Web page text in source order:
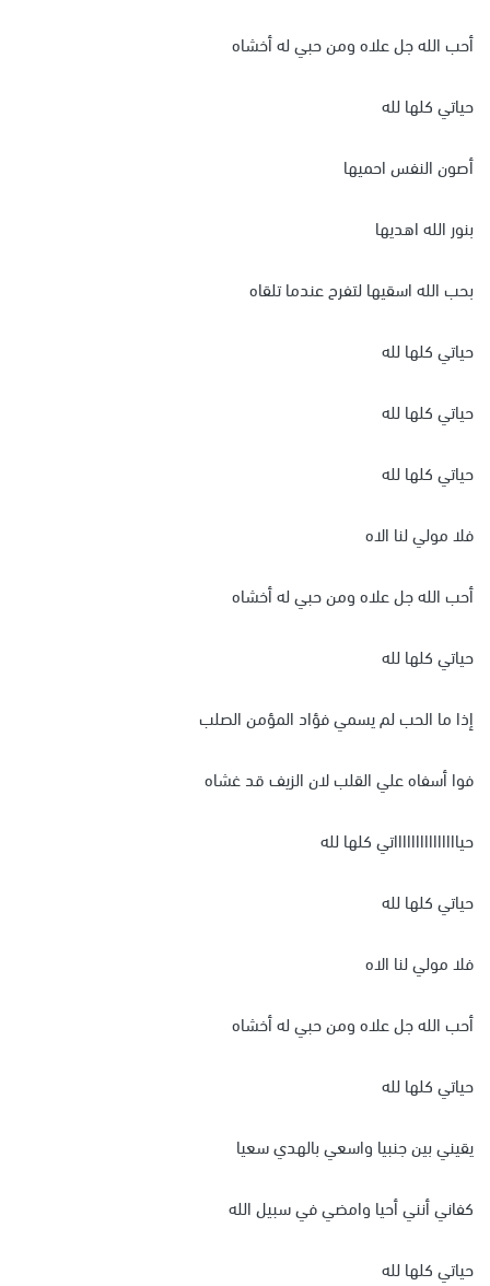
أحب الله جل علاه ومن حبي له أخشاه
حياتي كلها لله
أصون النفس احميها
بنور الله اهديها
بحب الله اسقيها لتفرح عندما تلقاه
حياتي كلها لله
حياتي كلها لله
حياتي كلها لله
فلا مولي لنا الاه
أحب الله جل علاه ومن حبي له أخشاه
حياتي كلها لله
إذا ما الحب لم يسمي فؤاد المؤمن الصلب
فوا أسفاه علي القلب لان الزيف قد غشاه
حياااااااااااااااتي كلها لله
حياتي كلها لله
فلا مولي لنا الاه
أحب الله جل علاه ومن حبي له أخشاه
حياتي كلها لله
يقيني بين جنبيا واسعي بالهدي سعيا
كفاني أنني أحيا وامضي في سبيل الله
حياتي كلها لله